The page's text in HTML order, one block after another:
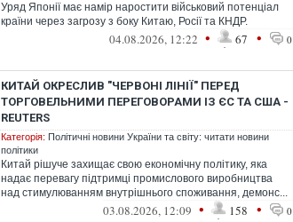
Уряд Японії має намір наростити військовий потенціал
країни через загрозу з боку Китаю, Росії та КНДР.
04.08.2026, 12:22 • 67 • 0
КИТАЙ ОКРЕСЛИВ "ЧЕРВОНІ ЛІНІЇ" ПЕРЕД
ТОРГОВЕЛЬНИМИ ПЕРЕГОВОРАМИ ІЗ ЄС ТА США -
REUTERS
Категорія: Політичні новини України та світу: читати новини
політики
Китай рішуче захищає свою економічну політику, яка
надає перевагу підтримці промислового виробництва
над стимулюванням внутрішнього споживання, демонс...
03.08.2026, 12:09 • 158 • 0